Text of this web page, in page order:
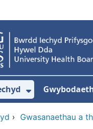
Dangos
› Gwasanaethau a